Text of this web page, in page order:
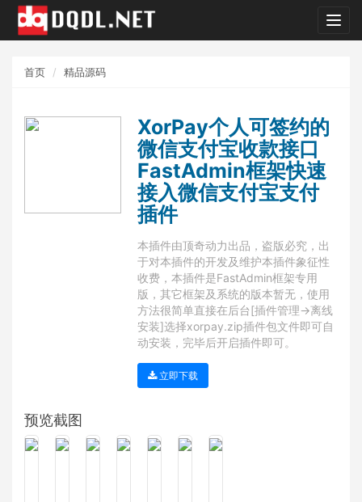
首页 精品源码
XorPay个人可签约的
微信支付宝收款接口
FastAdmin框架快速
接入微信支付宝支付
插件
本插件由顶奇动力出品，盗版必究，出
于对本插件的开发及维护本插件象征性
收费，本插件是FastAdmin​框架专用
版，其它框架及系统的版本暂无，使用
方法很简单直接在后台[插件管理->离线
安装]选择xorpay.zip插件包文件即可自
动安装，完毕后开启插件即可。
立即下载
预览截图